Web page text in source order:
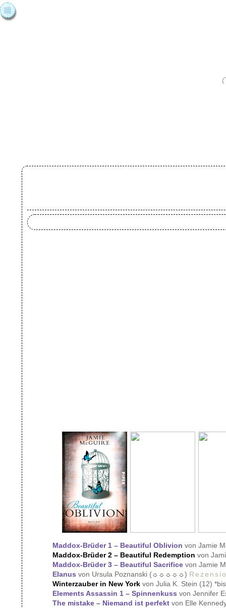
Maddox-Brüder 1 – Beautiful Oblivion von Jamie
Maddox-Brüder 2 – Beautiful Redemption von
Maddox-Brüder 3 – Beautiful Sacrifice von Jamie
Elanus von Ursula Poznanski (☼☼☼☼☼)
Winterzauber in New York von Julia K. Stein (12)
Elements Assassin 1 – Spinnenkuss von Jennifer
The mistake – Niemand ist perfekt von Elle